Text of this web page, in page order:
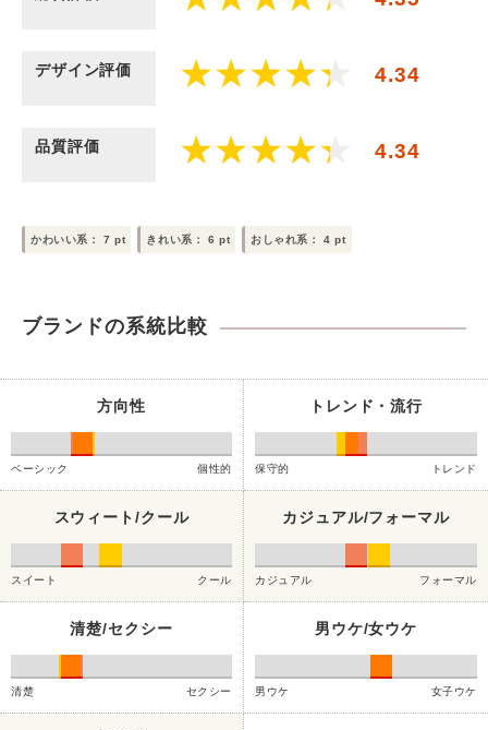
デザイン評価 4.34
品質評価 4.34
かわいい系：7pt きれい系： 6 pt おしゃれ系：4pt
ブランドの系統比較
方向性
ベーシック 個性的
トレンド・流行
保守的 トレンド
スウィート/クール
スイート クール
カジュアル/フォーマル
カジュアル フォーマル
清楚/セクシー
清楚 セクシー
男ウケ/女ウケ
男ウケ 女子ウケ